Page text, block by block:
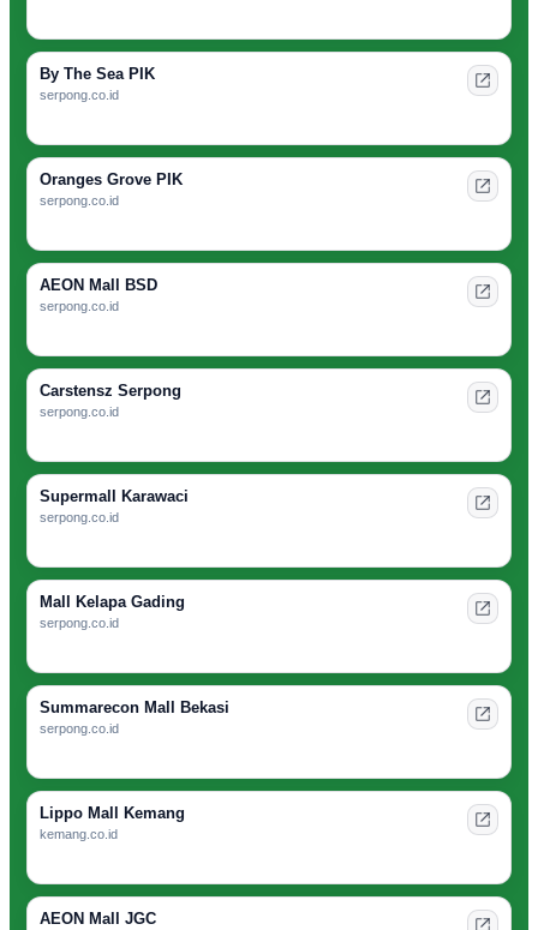
By The Sea PIK
serpong.co.id
Oranges Grove PIK
serpong.co.id
AEON Mall BSD
serpong.co.id
Carstensz Serpong
serpong.co.id
Supermall Karawaci
serpong.co.id
Mall Kelapa Gading
serpong.co.id
Summarecon Mall Bekasi
serpong.co.id
Lippo Mall Kemang
kemang.co.id
AEON Mall JGC